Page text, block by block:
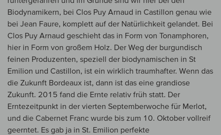
Biodynamikern, bei Clos Puy Arnaud in Castillon genau wie
bei Jean Faure, komplett auf der Natürlichkeit gelandet. Bei
Clos Puy Arnaud geschieht das in Form von Tonamphoren,
hier in Form von großem Holz. Der Weg der burgundisch
feinen Produzenten, speziell der biodynamischen in St
Emilion und Castillon, ist ein wirklich traumhafter. Wenn das
die Zukunft Bordeaux ist, dann ist das eine grandiose
Zukunft. 2015 fand die Ernte relativ früh statt. Der
Erntezeitpunkt in der vierten Septemberwoche für Merlot,
und die Cabernet Franc wurde bis zum 10. Oktober vollreif
geerntet. Es gab ja in St. Emilion perfekte